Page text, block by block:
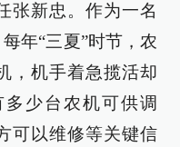
张新忠。作为一名
年“三夏”时节，农
，机手着急揽活却
少台农机可供调
可以维修等关键信